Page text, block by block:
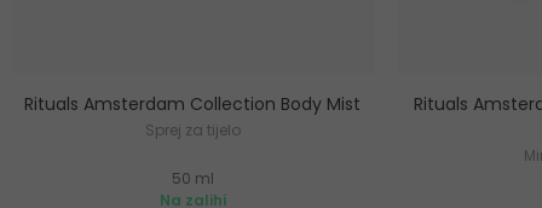
Rituals Amsterdam Collection Body Mist
Sprej za tijelo
50 ml
Na zalihi
Rituals